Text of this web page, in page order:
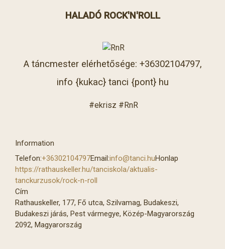
HALADÓ ROCK'N'ROLL
A táncmester elérhetősége: +36302104797,
info {kukac} tanci {pont} hu
#ekrisz #RnR
Information
Telefon:+36302104797Email:info@tanci.huHonlap
https://rathauskeller.hu/tanciskola/aktualis-
tanckurzusok/rock-n-roll
Cím
Rathauskeller, 177, Fő utca, Szilvamag, Budakeszi,
Budakeszi járás, Pest vármegye, Közép-Magyarország
2092, Magyarország